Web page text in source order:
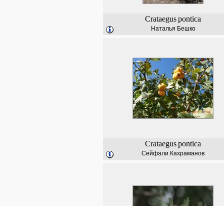
Crataeguspontica
Наталья Бешко
Crataeguspontica
Сейфали Кахраманов